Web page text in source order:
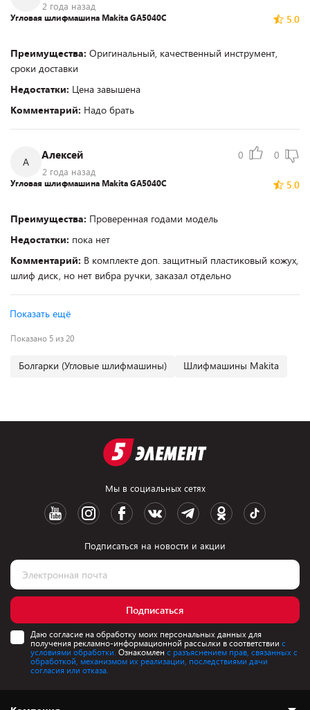
2 года назад
5.0
Угловая шлифмашина Makita GA5040C
Преимущества: Оригинальный, качественный инструмент,
сроки доставки
Недостатки: Цена завышена
Комментарий: Надо брать
А
Алексей
2 года назад
0 0
5.0
Угловая шлифмашина Makita GA5040C
Преимущества: Проверенная годами модель
Недостатки: пока нет
Комментарий: В комплекте доп. защитный пластиковый кожух,
шлиф диск, но нет вибра ручки, заказал отдельно
Показать ещё
Показано 5 из 20
Болгарки (Угловые шлифмашины) Шлифмашины Makita
Мы в социальных сетях
Подписаться на новости и акции
Подписаться
Даю согласие на обработку моих персональных данных для
получения рекламно-информационной рассылки в соответствии с
условиями обработки. Ознакомлен с разъяснением прав, связанных с
обработкой, механизмом их реализации, последствиями дачи
согласия или отказа.